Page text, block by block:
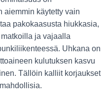
aiemmin käytetty vain
pakokaasusta hiukkasia,
ja vajaalla
Uhkana on
kulutuksen kasvu
Tällöin kalliit korjaukset